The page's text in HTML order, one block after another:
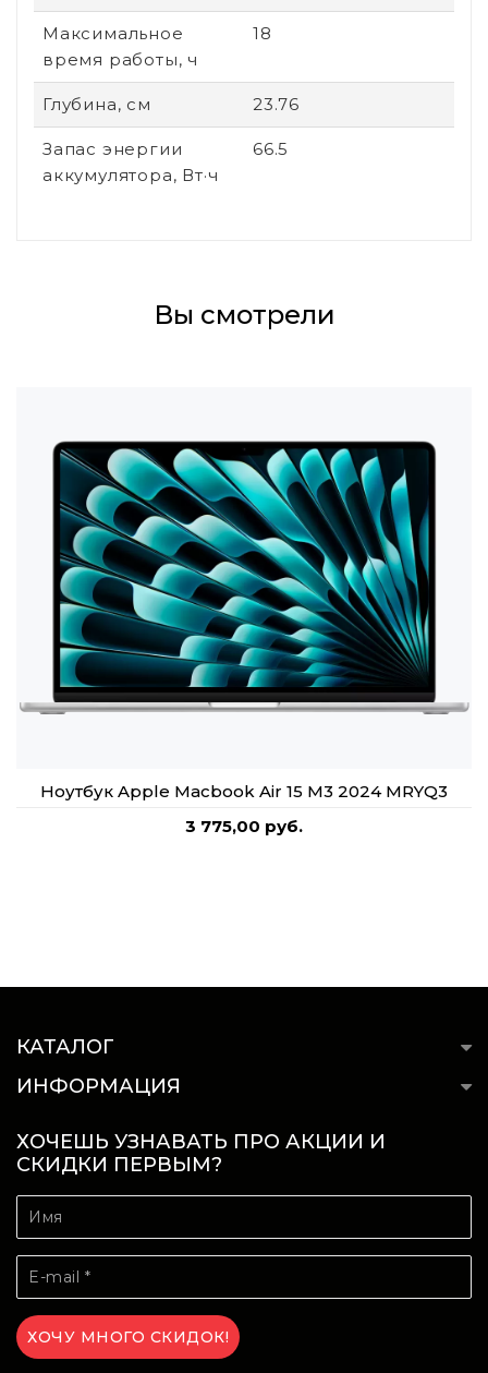
Максимальное
время работы, ч
18
Глубина, см 23.76
Запас энергии
аккумулятора, Вт·ч
66.5
Вы смотрели
Ноутбук Apple Macbook Air 15 M3 2024 MRYQ3
3 775,00 руб.
КАТАЛОГ
ИНФОРМАЦИЯ
ХОЧЕШЬ УЗНАВАТЬ ПРО АКЦИИ И
СКИДКИ ПЕРВЫМ?